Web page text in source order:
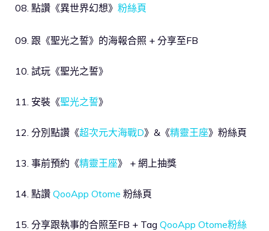
08. 點讚《異世界幻想》 粉絲頁
09. 跟《聖光之誓》的海報合照 + 分享至FB
10. 試玩《聖光之誓》
11. 安裝《聖光之誓》
12. 分別點讚《超次元大海戰D》&《精靈王座》粉絲頁
13. 事前預約《精靈王座》 + 網上抽獎
14. 點讚 QooApp Otome 粉絲頁
15. 分享跟執事的合照至FB + Tag QooApp Otome粉絲